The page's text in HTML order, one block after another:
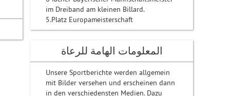
im Dreiband am kleinen Billard.
5.Platz Europameisterschaft
المعلومات الهامة للرعاة
Unsere Sportberichte werden allgemein
mit Bilder versehen und erscheinen dann
in den verschiedensten Medien. Dazu